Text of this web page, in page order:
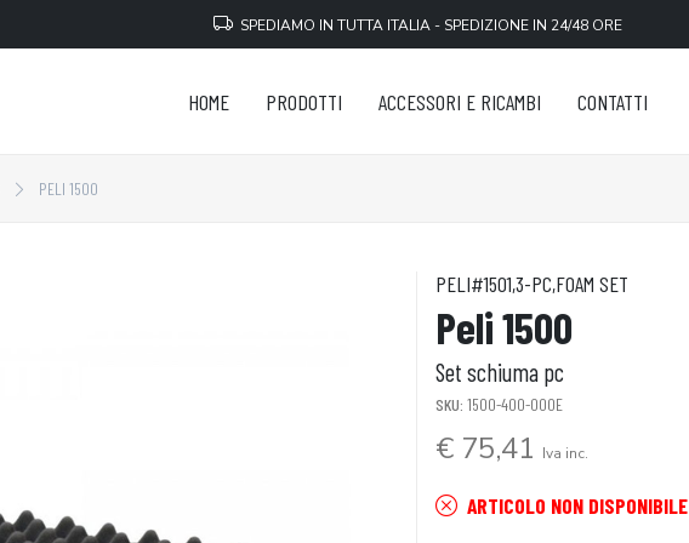
SPEDIAMO IN TUTTA ITALIA - SPEDIZIONE IN 24/48 ORE
HOME PRODOTTI ACCESSORI E RICAMBI CONTATTI
PELI 1500
PELI#1501,3-PC,FOAM SET
Peli 1500
Set schiuma pc
SKU: 1500-400-000E
€ 75,41 Iva inc.
ARTICOLO NON DISPONIBILE